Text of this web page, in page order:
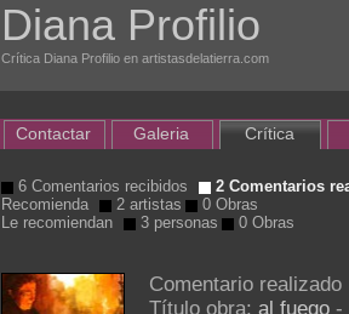
Diana Profilio
Crítica Diana Profilio en artistasdelatierra.com
Contactar Galeria Crítica
6 Comentarios recibidos
2 Comentarios
Recomienda
2 artistas
0 Obras
Le recomiendan
3 personas 0 Obras
Comentario
Título obra: al fuego -